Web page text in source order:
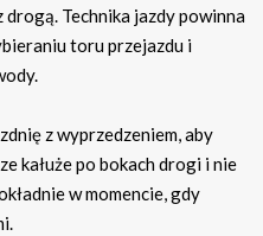
Technika jazdy powinna
toru przejazdu i
z wyprzedzeniem, aby
kałuże po bokach drogi i nie
w momencie, gdy